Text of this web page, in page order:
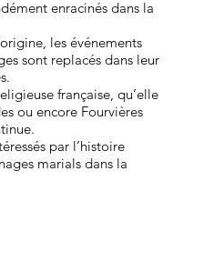
enracinés dans la
les événements
sont replacés dans leur
française, qu’elle
ou encore Fourvières
par l’histoire
marials dans la